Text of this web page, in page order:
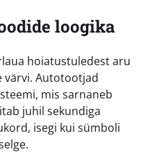
loogika
hoiatustuledest aru
värvi. Autotootjad
mis sarnaneb
juhil sekundiga
isegi kui sümboli